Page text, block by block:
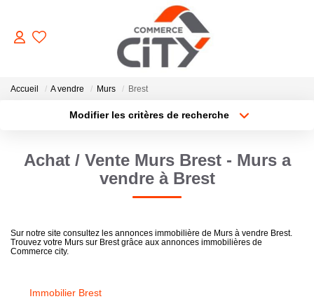
ACHETER
LOUER
Accueil A vendre Murs Brest
Modifier les critères de recherche
Type de bien
Surface min
Créer une alerte
Achat / Vente Murs Brest - Murs a
vendre à Brest
Sur notre site consultez les annonces immobilière de Murs à vendre Brest.
Trouvez votre Murs sur Brest grâce aux annonces immobilières de
Commerce city.
Immobilier Brest